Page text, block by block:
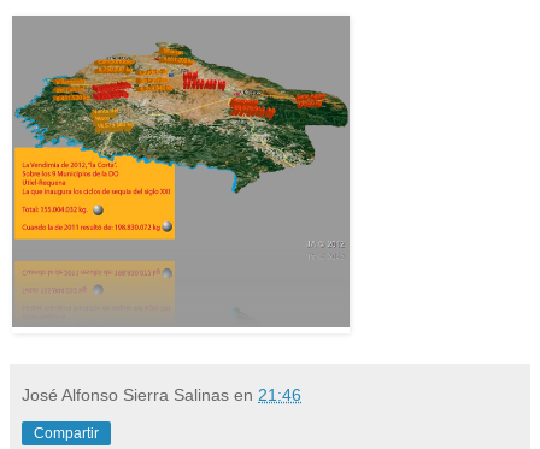
José Alfonso Sierra Salinas en 21:46
Compartir